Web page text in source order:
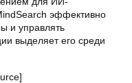
эффективно
и управлять
выделяет его среди